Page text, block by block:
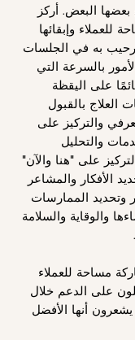
البعض. أركز
وإبقائها
به في الجلسات
بالسرعة التي
على اليقظة
العلاج بالقبول
والتركيز على
والتحليل
على "هنا والآن"
الأفكار والمشاعر
وتحديد الممارسات
والوقاية والسلامة
مساحة للعملاء
على الدعم خلال
أنها الأفضل